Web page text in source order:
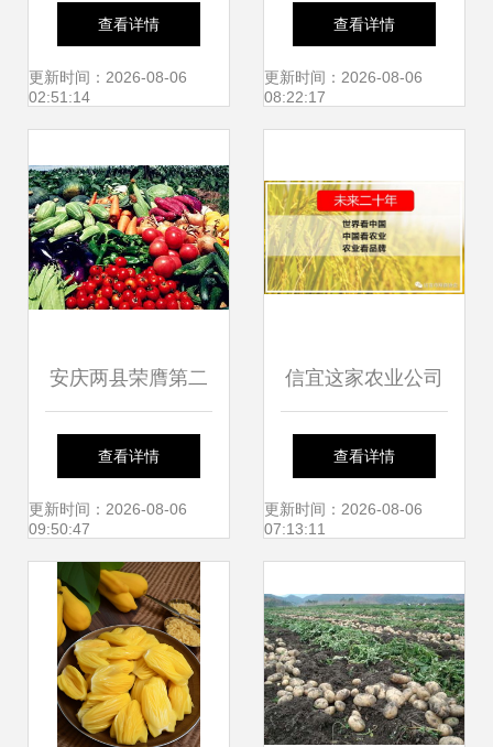
发市场大盘点 汇聚
水土，流淌烟火气
查看详情
更新时间：2026-08-06
02:51:14
能乡村振兴 中国农
业大学人发学院与
农产品创新发展新
高地
查看详情
更新时间：2026-08-06
08:22:17
安庆两县荣膺第二
批安徽省农产品质
量安全县，现代农
业发展再上新台阶
查看详情
更新时间：2026-08-06
09:50:47
信宜这家农业公司
拿到4个商标证 农
产品打造品牌的八
查看详情
更新时间：2026-08-06
07:13:11